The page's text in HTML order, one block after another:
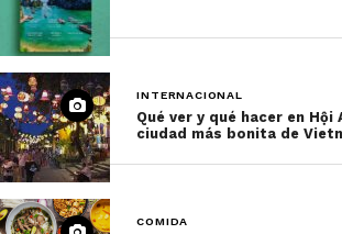
INTERNACIONAL
Qué ver y qué hacer en Hội
ciudad más bonita de
COMIDA